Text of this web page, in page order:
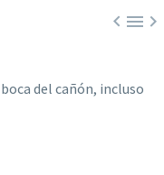

del cañón, incluso